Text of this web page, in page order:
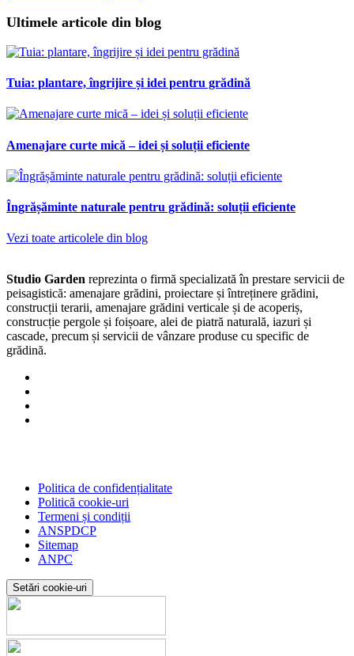
Ultimele articole din blog
Tuia: plantare, îngrijire și idei pentru grădină
Amenajare curte mică – idei și soluții eficiente
Îngrășăminte naturale pentru grădină: soluții eficiente
Vezi toate articolele din blog
Studio Garden reprezinta o firmă specializată în prestare servicii de
peisagistică: amenajare grădini, proiectare și întreținere grădini,
construcții terarii, amenajare grădini verticale și de acoperiș,
construcție pergole și foișoare, alei de piatră naturală, iazuri și
cascade, precum și servicii de vânzare produse cu specific de
grădină.
Politica de confidențialitate
Politică cookie-uri
Termeni și condiții
ANSPDCP
Sitemap
ANPC
Setări cookie-uri